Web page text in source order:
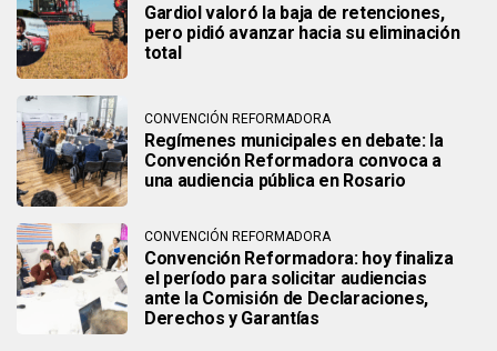
Gardiol valoró la baja de retenciones,
pero pidió avanzar hacia su eliminación
total
CONVENCIÓN REFORMADORA
Regímenes municipales en debate: la
Convención Reformadora convoca a
una audiencia pública en Rosario
CONVENCIÓN REFORMADORA
Convención Reformadora: hoy finaliza
el período para solicitar audiencias
ante la Comisión de Declaraciones,
Derechos y Garantías